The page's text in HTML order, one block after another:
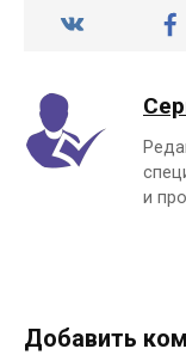
и
Добавить